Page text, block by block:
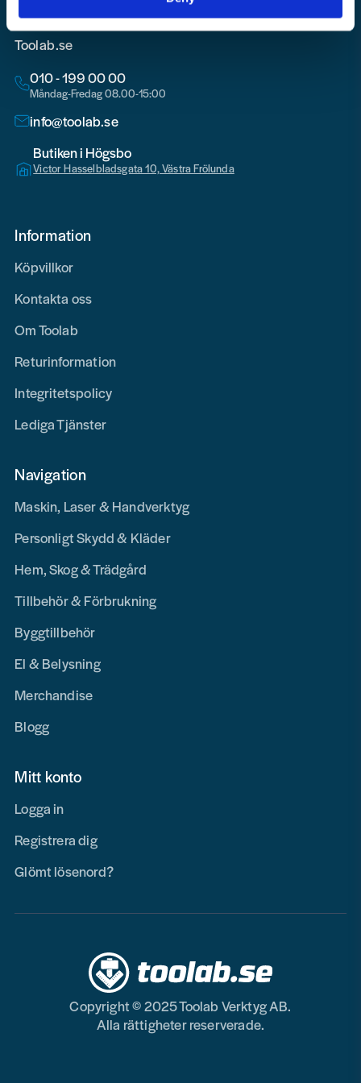
Toolab.se
010 - 199 00 00
Måndag-Fredag 08.00-15:00
info@toolab.se
Butiken i Högsbo
Victor Hasselbladsgata 10, Västra Frölunda
Information
Köpvillkor
Kontakta oss
Om Toolab
Returinformation
Integritetspolicy
Lediga Tjänster
Navigation
Maskin, Laser & Handverktyg
Personligt Skydd & Kläder
Hem, Skog & Trädgård
Tillbehör & Förbrukning
Byggtillbehör
El & Belysning
Merchandise
Blogg
Mitt konto
Logga in
Registrera dig
Glömt lösenord?
Copyright © 2025 Toolab Verktyg AB.
Alla rättigheter reserverade.